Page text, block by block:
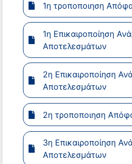
1η τροποποιηση
1η Επικαιροποίηση
Αποτελεσμάτων
2η Επικαιροποίηση
Αποτελεσμάτων
2η τροποποιηση
3η Επικαιροποίηση
Αποτελεσμάτων